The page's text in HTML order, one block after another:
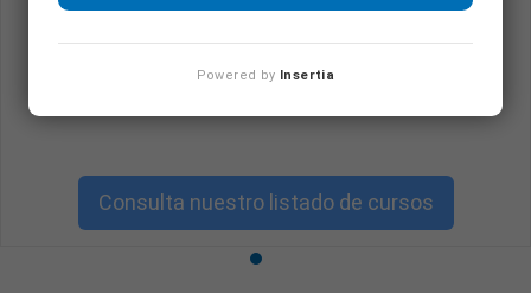
¡Precios con descuento!
Consulta nuestro listado de cursos
Powered by Insertia